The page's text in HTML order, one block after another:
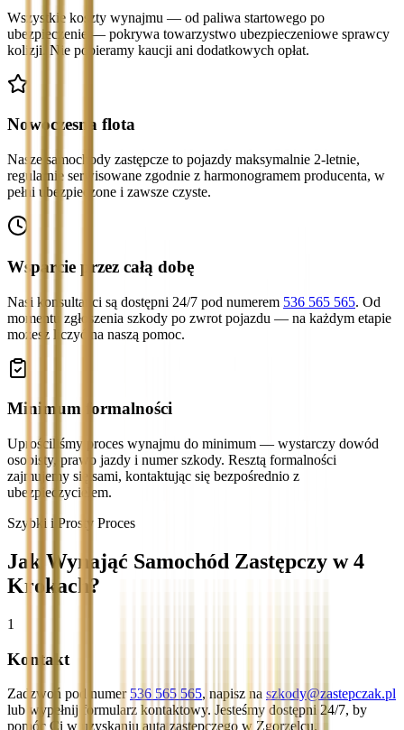
Wszystkie koszty wynajmu — od paliwa startowego po
ubezpieczenie — pokrywa towarzystwo ubezpieczeniowe sprawcy
kolizji. Nie pobieramy kaucji ani dodatkowych opłat.
Nowoczesna flota
Nasze samochody zastępcze to pojazdy maksymalnie 2-letnie,
regularnie serwisowane zgodnie z harmonogramem producenta, w
pełni ubezpieczone i zawsze czyste.
Wsparcie przez całą dobę
Nasi konsultanci są dostępni 24/7 pod numerem 536 565 565. Od
momentu zgłoszenia szkody po zwrot pojazdu — na każdym etapie
możesz liczyć na naszą pomoc.
Minimum formalności
Uprościliśmy proces wynajmu do minimum — wystarczy dowód
osobisty, prawo jazdy i numer szkody. Resztą formalności
zajmujemy się sami, kontaktując się bezpośrednio z
ubezpieczycielem.
Szybki i Prosty Proces
Jak Wynająć Samochód Zastępczy w 4
Krokach?
1
Kontakt
Zadzwoń pod numer 536 565 565, napisz na szkody@zastepczak.pl
lub wypełnij formularz kontaktowy. Jesteśmy dostępni 24/7, by
pomóc Ci w uzyskaniu auta zastępczego w Zgorzelcu.